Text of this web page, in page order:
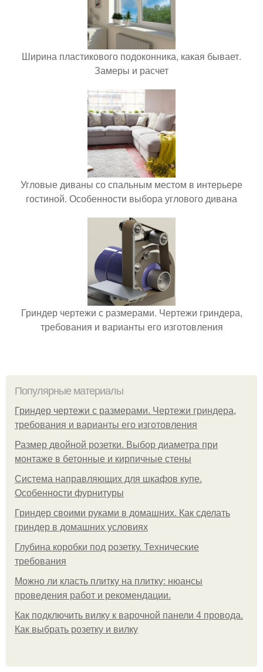
Ширина пластикового подоконника, какая бывает.
Замеры и расчет
Угловые диваны со спальным местом в интерьере
гостиной. Особенности выбора углового дивана
Гриндер чертежи с размерами. Чертежи гриндера,
требования и варианты его изготовления
Популярные материалы
Гриндер чертежи с размерами. Чертежи гриндера,
требования и варианты его изготовления
Размер двойной розетки. Выбор диаметра при
монтаже в бетонные и кирпичные стены
Система направляющих для шкафов купе.
Особенности фурнитуры
Гриндер своими руками в домашних. Как сделать
гриндер в домашних условиях
Глубина коробки под розетку. Технические
требования
Можно ли класть плитку на плитку: нюансы
проведения работ и рекомендации.
Как подключить вилку к варочной панели 4 провода.
Как выбрать розетку и вилку